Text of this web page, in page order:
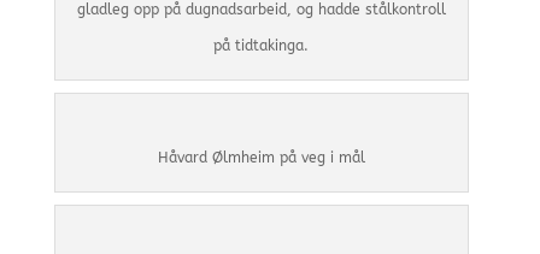
gladleg opp på dugnadsarbeid, og hadde stålkontroll
på tidtakinga.
Håvard Ølmheim på veg i mål